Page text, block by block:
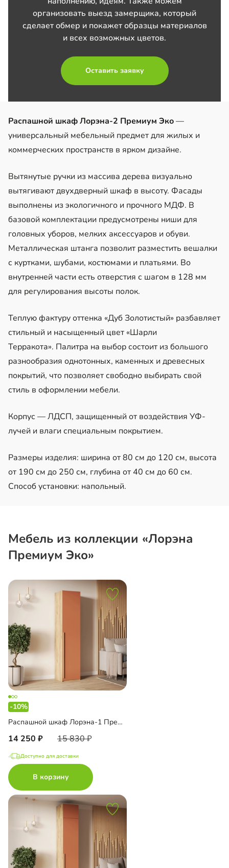
организовать выезд замерщика, который
сделает обмер и покажет образцы материалов
и всех возможных цветов.
Оставить заявку
Распашной шкаф Лорэна-2 Премиум Эко—
универсальный мебельный предмет для жилых и
коммерческих пространств в ярком дизайне.
Вытянутые ручки из массива дерева визуально
вытягивают двухдверный шкаф в высоту. Фасады
выполнены из экологичного и прочного МДФ. В
базовой комплектации предусмотрены ниши для
головных уборов, мелких аксессуаров и обуви.
Металлическая штанга позволит разместить вешалки
с куртками, шубами, костюмами и платьями. Во
внутренней части есть отверстия с шагом в 128 мм
для регулирования высоты полок.
Теплую фактуру оттенка «Дуб Золотистый» разбавляет
стильный и насыщенный цвет «Шарли
Терракота». Палитра на выбор состоит из большого
разнообразия однотонных, каменных и древесных
покрытий, что позволяет свободно выбирать свой
стиль в оформлении мебели.
Корпус — ЛДСП, защищенный от воздействия УФ-
лучей и влаги специальным покрытием.
Размеры изделия: ширина от 80 см до 120 см, высота
от 190 см до 250 см, глубина от 40 см до 60 см.
Способ установки: напольный.
Мебель из коллекции «Лорэна
Премиум Эко»
-10%
Распашной шкаф Лорэна-1 Премиум Эко
14 250 15 830
Доступно для доставки
В корзину